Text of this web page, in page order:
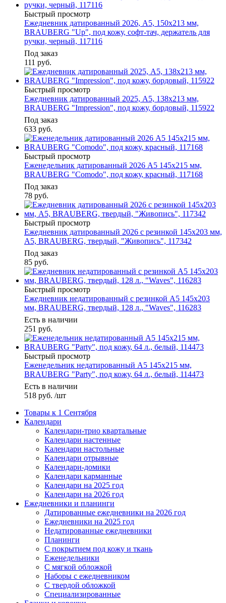
Быстрый просмотр
Ежедневник датированный 2026, А5, 150x213 мм,
BRAUBERG "Up", под кожу, софт-тач, держатель для
ручки, черный, 117116
Под заказ
111 руб.
Быстрый просмотр
Ежедневник датированный 2025, А5, 138х213 мм,
BRAUBERG "Impression", под кожу, бордовый, 115922
Под заказ
633 руб.
Быстрый просмотр
Еженедельник датированный 2026 А5 145х215 мм,
BRAUBERG "Comodo", под кожу, красный, 117168
Под заказ
78 руб.
Быстрый просмотр
Ежедневник датированный 2026 с резинкой 145х203 мм,
А5, BRAUBERG, твердый, "Живопись", 117342
Под заказ
85 руб.
Быстрый просмотр
Ежедневник недатированный с резинкой А5 145х203
мм, BRAUBERG, твердый, 128 л., "Waves", 116283
Есть в наличии
251 руб.
Быстрый просмотр
Еженедельник недатированный А5 145х215 мм,
BRAUBERG "Party", под кожу, 64 л., белый, 114473
Есть в наличии
518 руб. /шт
Товары к 1 Сентября
Календари
Календари-трио квартальные
Календари настенные
Календари настольные
Календари отрывные
Календари-домики
Календари карманные
Календари на 2025 год
Календари на 2026 год
Ежедневники и планинги
Датированные ежедневники на 2026 год
Ежедневники на 2025 год
Недатированные ежедневники
Планинги
С покрытием под кожу и ткань
Еженедельники
С мягкой обложкой
Наборы с ежедневником
С твердой обложкой
Специализированные